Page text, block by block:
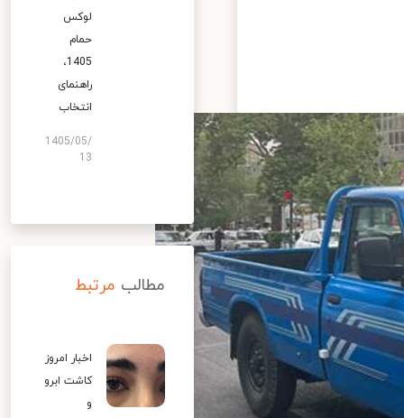
لوکس
حمام
1405،
راهنمای
انتخاب
1405/05/
13
مطالب مرتبط
اخبار امروز
کاشت ابرو